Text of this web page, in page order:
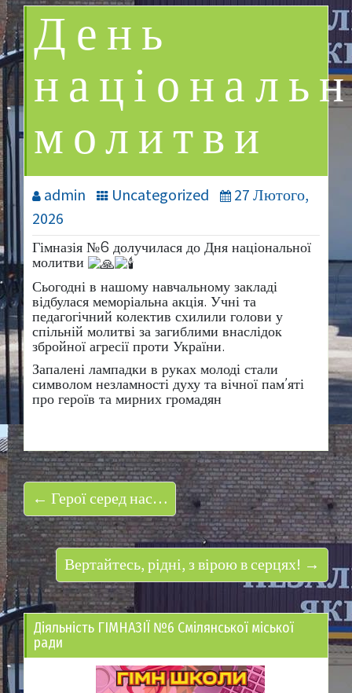
День
молитви
admin Uncategorized
27 Лютого,
2026
Гімназія №6 долучилася до Дня національної
молитви
​Сьогодні в нашому навчальному закладі
відбулася меморіальна акція. Учні та
педагогічний колектив схилили голови у
спільній молитві за загиблими внаслідок
збройної агресії проти України.
​Запалені лампадки в руках молоді стали
символом незламності духу та вічної пам’яті
про героїв та мирних громадян
← Герої серед нас…
Вертайтесь, рідні, з вірою в серцях! →
Діяльність ГІМНАЗІЇ №6 Смілянської міської
ради